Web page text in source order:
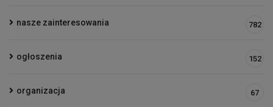
nasze zainteresowania 782
ogłoszenia 152
organizacja 67